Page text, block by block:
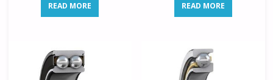
READ MORE READ MORE